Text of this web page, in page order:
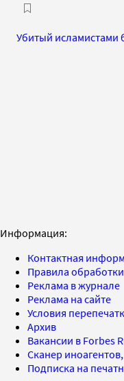
Убитый исламистами
Информация:
Контактная
Правила обработки
Реклама в журнале
Реклама на сайте
Условия
Архив
Вакансии в Forbes
Сканер
Подписка на